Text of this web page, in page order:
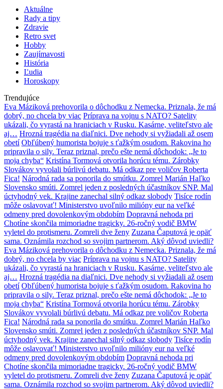
Aktuálne
Rady a tipy
Zdravie
Retro svet
Hobby
Zaujímavosti
História
Ľudia
Horoskopy
Trendujúce
Eva Máziková prehovorila o dôchodku z Nemecka. Priznala, že má
dobrý, no chcela by viac Príprava na vojnu s NATO? Satelity
ukázali, čo vyrastá na hraniciach v Rusku. Kasárne, veliteľstvo ale
aj… Hrozná tragédia na diaľnici. Dve nehody si vyžiadali až osem
obetí Obľúbený humorista bojuje s ťažkým osudom. Rakovina ho
pripravila o sily. Teraz priznal, prečo ešte nemá dôchodok: „Je to
moja chyba“ Kristína Tormová otvorila horúcu tému. Zárobky
Slovákov vyvolali búrlivú debatu. Má odkaz pre voličov Roberta
Fica! Národná rada sa ponorila do smútku. Zomrel Marián Haľko
Slovensko smúti. Zomrel jeden z posledných účastníkov SNP. Mal
úctyhodný vek. Krajine zanechal silný odkaz slobody Tisíce rodín
môže oslavovať! Ministerstvo uvoľnilo milióny eur na veľké
odmeny pred dovolenkovým obdobím Dopravná nehoda pri
Chotíne skončila mimoriadne tragicky. 26-ročný vodič BMW
vyletel do protismeru. Zomreli dve ženy Zuzana Čaputová je opäť
sama. Oznámila rozchod so svojim partnerom. Aký dôvod uviedli?
Eva Máziková prehovorila o dôchodku z Nemecka. Priznala, že má
dobrý, no chcela by viac Príprava na vojnu s NATO? Satelity
ukázali, čo vyrastá na hraniciach v Rusku. Kasárne, veliteľstvo ale
aj… Hrozná tragédia na diaľnici. Dve nehody si vyžiadali až osem
obetí Obľúbený humorista bojuje s ťažkým osudom. Rakovina ho
pripravila o sily. Teraz priznal, prečo ešte nemá dôchodok: „Je to
moja chyba“ Kristína Tormová otvorila horúcu tému. Zárobky
Slovákov vyvolali búrlivú debatu. Má odkaz pre voličov Roberta
Fica! Národná rada sa ponorila do smútku. Zomrel Marián Haľko
Slovensko smúti. Zomrel jeden z posledných účastníkov SNP. Mal
úctyhodný vek. Krajine zanechal silný odkaz slobody Tisíce rodín
môže oslavovať! Ministerstvo uvoľnilo milióny eur na veľké
odmeny pred dovolenkovým obdobím Dopravná nehoda pri
Chotíne skončila mimoriadne tragicky. 26-ročný vodič BMW
vyletel do protismeru. Zomreli dve ženy Zuzana Čaputová je opäť
sama. Oznámila rozchod so svojim partnerom. Aký dôvod uviedli?